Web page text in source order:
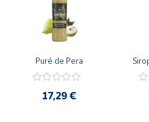
Puré de Pera
17,29 €